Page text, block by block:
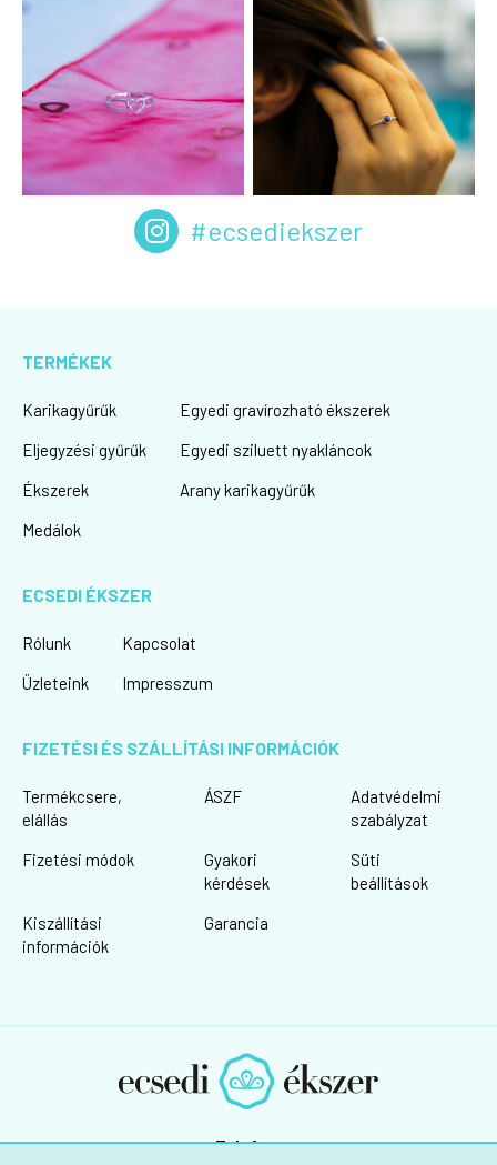
#ecsediekszer
TERMÉKEK
Karikagyűrűk
Eljegyzési gyűrűk
Ékszerek
Medálok
Egyedi gravírozható ékszerek
Egyedi sziluett nyakláncok
Arany karikagyűrűk
ECSEDI ÉKSZER
Rólunk
Üzleteink
Kapcsolat
Impresszum
FIZETÉSI ÉS SZÁLLÍTÁSI INFORMÁCIÓK
Termékcsere,
elállás
Fizetési módok
Kiszállítási
információk
ÁSZF
Gyakori
kérdések
Garancia
Adatvédelmi
szabályzat
Süti
beállítások
Telefon: